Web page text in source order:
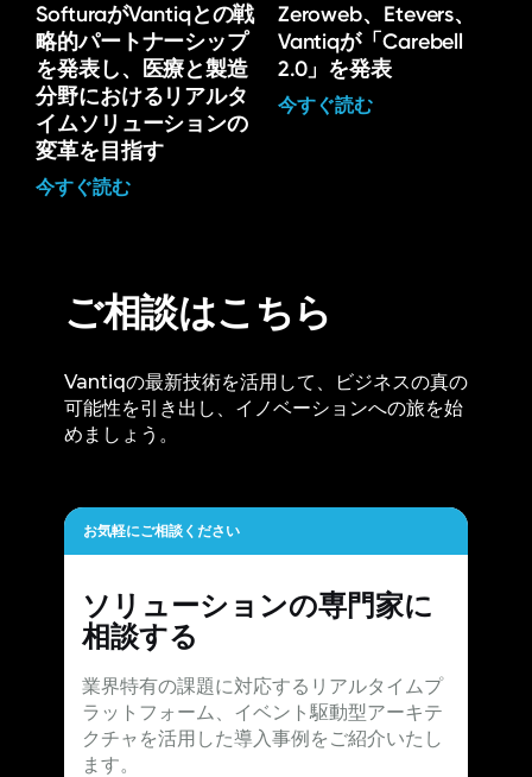
SofturaがVantiqとの戦
略的パートナーシップ
を発表し、医療と製造
分野におけるリアルタ
イムソリューションの
変革を目指す
今すぐ読む
Zeroweb、Etevers、
Vantiqが「Carebell
2.0」を発表
今すぐ読む
ご相談はこちら
Vantiqの最新技術を活用して、ビジネスの真の
可能性を引き出し、イノベーションへの旅を始
めましょう。
お気軽にご相談ください
ソリューションの専門家に
相談する
業界特有の課題に対応するリアルタイムプ
ラットフォーム、イベント駆動型アーキテ
クチャを活用した導入事例をご紹介いたし
ます。